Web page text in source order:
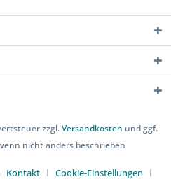
zzgl.Versandkosten und ggf.
nicht anders beschrieben
Kontakt Cookie-Einstellungen